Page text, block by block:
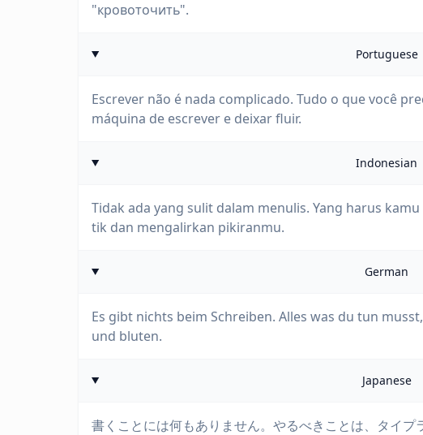
"кровоточить".
Portuguese
Escrever não é nada complicado. Tudo o que você
máquina de escrever e deixar fluir.
Indonesian
Tidak ada yang sulit dalam menulis. Yang harus
tik dan mengalirkan pikiranmu.
German
Es gibt nichts beim Schreiben. Alles was du tun
und bluten.
Japanese
書くことには何もありません。やるべきことは、タイ